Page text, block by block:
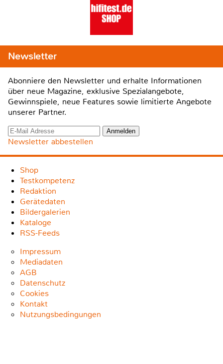
Newsletter
Abonniere den Newsletter und erhalte Informationen
über neue Magazine, exklusive Spezialangebote,
Gewinnspiele, neue Features sowie limitierte Angebote
unserer Partner.
Newsletter abbestellen
Shop
Testkompetenz
Redaktion
Gerätedaten
Bildergalerien
Kataloge
RSS-Feeds
Impressum
Mediadaten
AGB
Datenschutz
Cookies
Kontakt
Nutzungsbedingungen